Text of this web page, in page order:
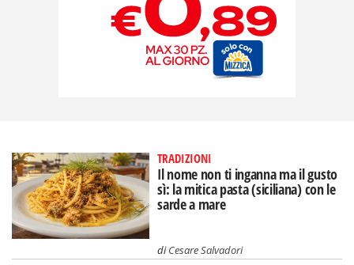
TRADIZIONI
Il nome non ti inganna ma il gusto
sì: la mitica pasta (siciliana) con le
sarde a mare
diCesare Salvadori